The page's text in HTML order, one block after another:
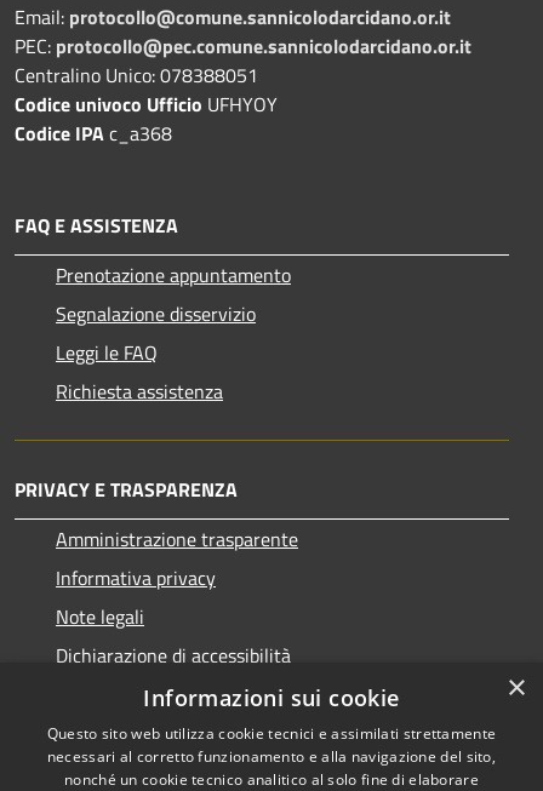
Email: protocollo@comune.sannicolodarcidano.or.it
PEC: protocollo@pec.comune.sannicolodarcidano.or.it
Centralino Unico: 078388051
Codice univoco Ufficio UFHYOY
Codice IPAc_a368
FAQ E ASSISTENZA
Prenotazione appuntamento
Segnalazione disservizio
Leggi le FAQ
Richiesta assistenza
PRIVACY E TRASPARENZA
Amministrazione trasparente
Informativa privacy
Note legali
Dichiarazione di accessibilità
Copyright © 2026 • Comune di
×
Informazioni sui cookie
Questo sito web utilizza cookie tecnici e assimilati strettamente
necessari al corretto funzionamento e alla navigazione del sito,
nonché un cookie tecnico analitico al solo fine di elaborare